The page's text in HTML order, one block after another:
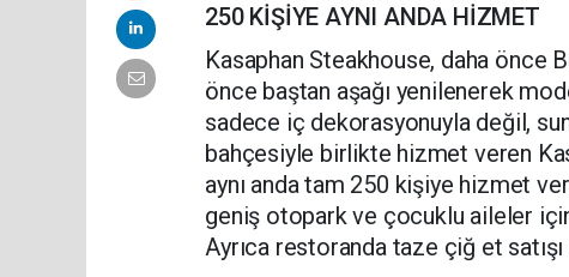
250 KİŞİYE AYNI ANDA HİZMET
Kasaphan Steakhouse, daha önce
önce baştan aşağı yenilenerek
sadece iç dekorasyonuyla değil,
bahçesiyle birlikte hizmet veren
aynı anda tam 250 kişiye hizmet
geniş otopark ve çocuklu aileler
Ayrıca restoranda taze çiğ et satışı